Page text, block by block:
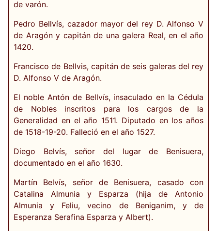
de varón.
Pedro Bellvís, cazador mayor del rey D. Alfonso V
de Aragón y capitán de una galera Real, en el año
1420.
Francisco de Bellvis, capitán de seis galeras del rey
D. Alfonso V de Aragón.
El noble Antón de Bellvís, insaculado en la Cédula
de Nobles inscritos para los cargos de la
Generalidad en el año 1511. Diputado en los años
de 1518-19-20. Falleció en el año 1527.
Diego Belvís, señor del lugar de Benisuera,
documentado en el año 1630.
Martín Belvís, señor de Benisuera, casado con
Catalina Almunia y Esparza (hija de Antonio
Almunia y Feliu, vecino de Beniganim, y de
Esperanza Serafina Esparza y Albert).